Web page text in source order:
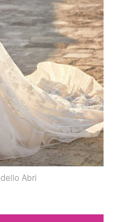
Abri